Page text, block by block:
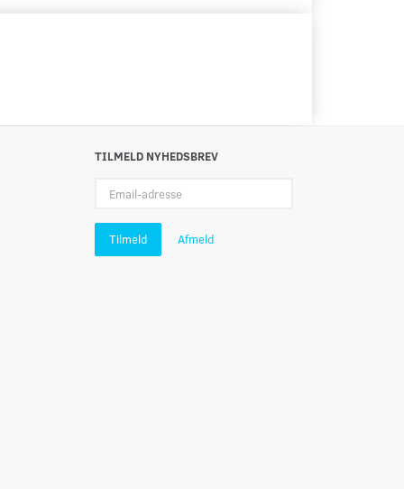
TILMELD NYHEDSBREV
adresse
Tilmeld Afmeld